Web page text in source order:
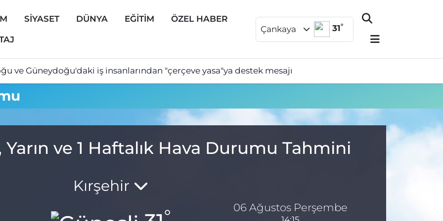
SİYASET DÜNYA EĞİTİM ÖZEL HABER
Çankaya 31°
ve Güneydoğu'daki iş insanlarından "çerçeve yasa"ya destek mesajı
ve 1 Haftalık Hava Durumu Tahmini
Kırşehir
° 06 Ağustos Perşembe